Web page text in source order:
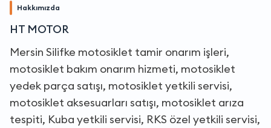
Hakkımızda
HT MOTOR
Mersin Silifke motosiklet tamir onarım işleri,
motosiklet bakım onarım hizmeti, motosiklet
yedek parça satışı, motosiklet yetkili servisi,
motosiklet aksesuarları satışı, motosiklet arıza
tespiti, Kuba yetkili servisi, RKS özel yetkili servisi,